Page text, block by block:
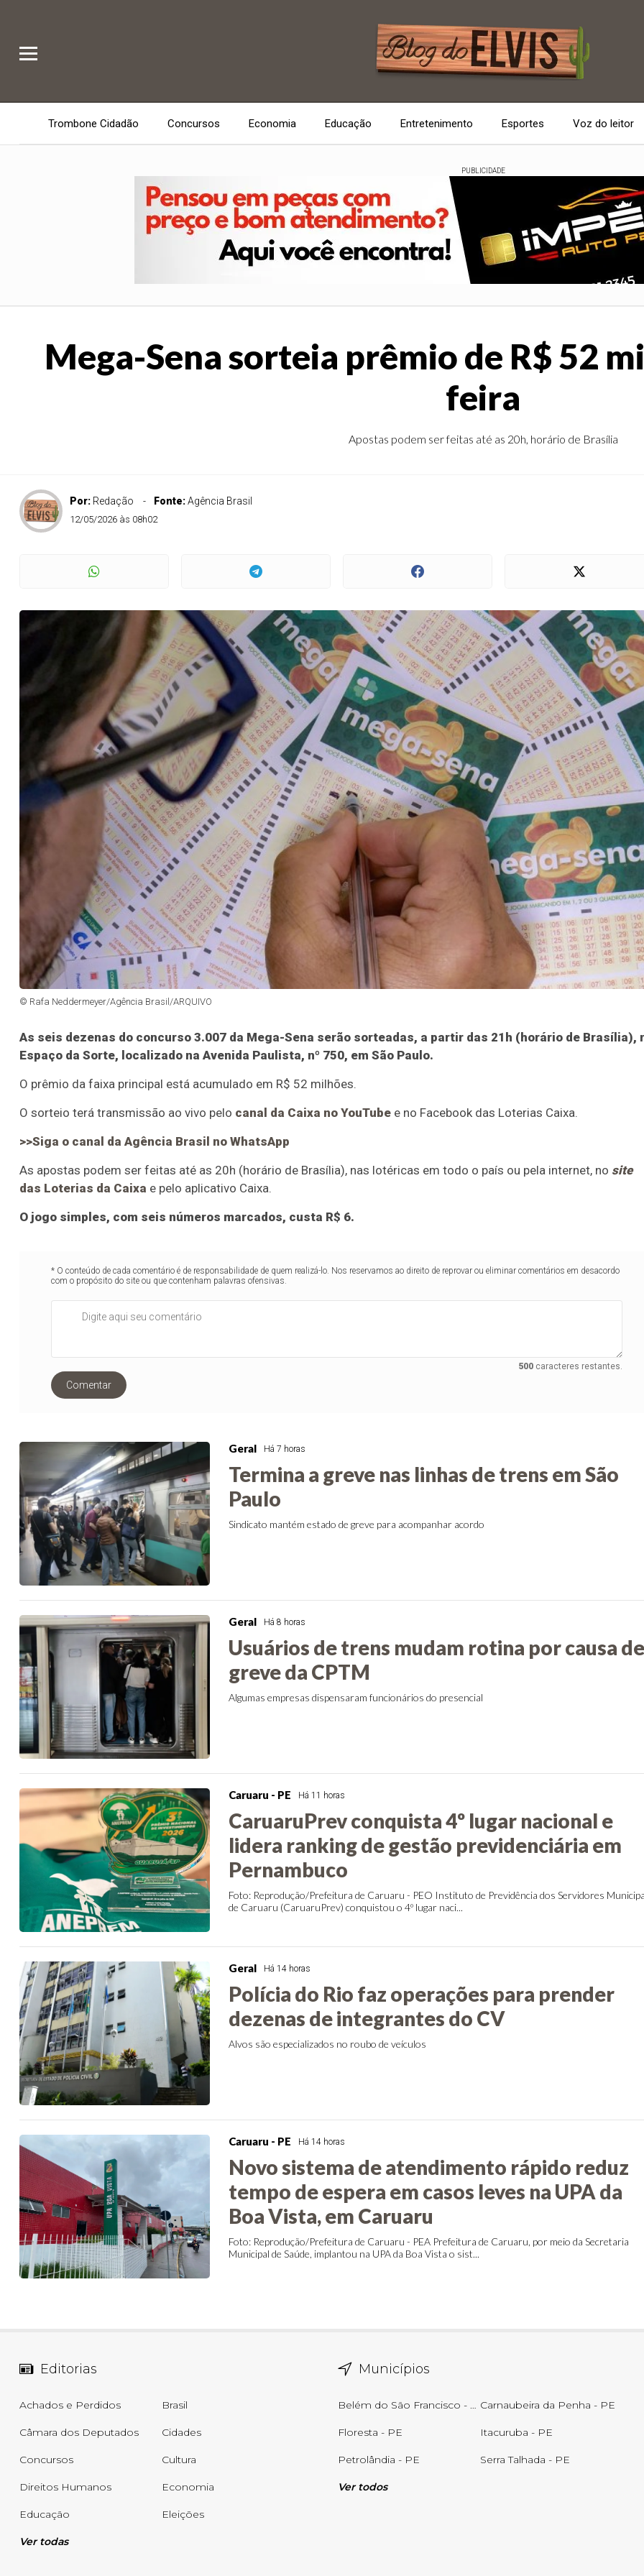
Trombone Cidadão Concursos Economia Educação Entretenimento Esportes Voz do leitor
PUBLICIDADE
Mega-Sena sorteia prêmio de R$ 52
feira
Apostas podem ser feitas até as 20h, horário de Brasília
Por: Redação Fonte:Agência Brasil
12/05/2026 às 08h02
© Rafa Neddermeyer/Agência Brasil/ARQUIVO
As seis dezenas do concurso 3.007 da Mega-Sena serão sorteadas, a partir das 21h (horário de Brasília),
Espaço da Sorte, localizado na Avenida Paulista, nº 750, em São Paulo.
O prêmio da faixa principal está acumulado em R$ 52 milhões.
O sorteio terá transmissão ao vivo pelo canal da Caixa no YouTube e no Facebook das Loterias Caixa.
>>Siga o canal da Agência Brasil no WhatsApp
As apostas podem ser feitas até as 20h (horário de Brasília), nas lotéricas em todo o país ou pela internet, no site
das Loterias da Caixa e pelo aplicativo Caixa.
O jogo simples, com seis números marcados, custa R$ 6.
* O conteúdo de cada comentário é de responsabilidade de quem realizá-lo. Nos reservamos ao direito de reprovar ou eliminar comentários em desacordo
com o propósito do site ou que contenham palavras ofensivas.
500caracteres restantes.
Comentar
Geral Há 7 horas
Termina a greve nas linhas de trens em São
Paulo
Sindicato mantém estado de greve para acompanhar acordo
Geral Há 8 horas
Usuários de trens mudam rotina por causa
greve da CPTM
Algumas empresas dispensaram funcionários do presencial
Caruaru - PE Há 11 horas
CaruaruPrev conquista 4º lugar nacional e
lidera ranking de gestão previdenciária em
Pernambuco
Foto: Reprodução/Prefeitura de Caruaru - PEO Instituto de Previdência dos Servidores
de Caruaru (CaruaruPrev) conquistou o 4º lugar naci...
Geral Há 14 horas
Polícia do Rio faz operações para prender
dezenas de integrantes do CV
Alvos são especializados no roubo de veículos
Caruaru - PE Há 14 horas
Novo sistema de atendimento rápido reduz
tempo de espera em casos leves na UPA da
Boa Vista, em Caruaru
Foto: Reprodução/Prefeitura de Caruaru - PEA Prefeitura de Caruaru, por meio da Secretaria
Municipal de Saúde, implantou na UPA da Boa Vista o sist...
Editorias
Achados e Perdidos Brasil
Câmara dos Deputados Cidades
Concursos Cultura
Direitos Humanos Economia
Educação Eleições
Ver todas
Municípios
Belém do São Francisco - PE Carnaubeira da Penha - PE
Floresta - PE Itacuruba - PE
Petrolândia - PE Serra Talhada - PE
Ver todos